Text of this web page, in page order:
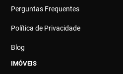
Perguntas Frequentes
Política de Privacidade
Blog
IMÓVEIS